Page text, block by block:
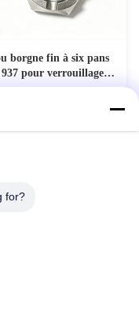
borgne fin à six pans
pour verrouillage
for?